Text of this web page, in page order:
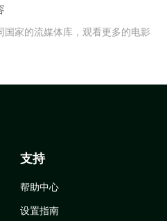
国家的流媒体库，观看更多的电影
支持
帮助中心
设置指南